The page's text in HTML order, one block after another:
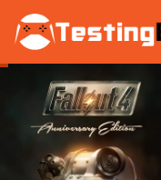
Zum Hauptinhalt springen